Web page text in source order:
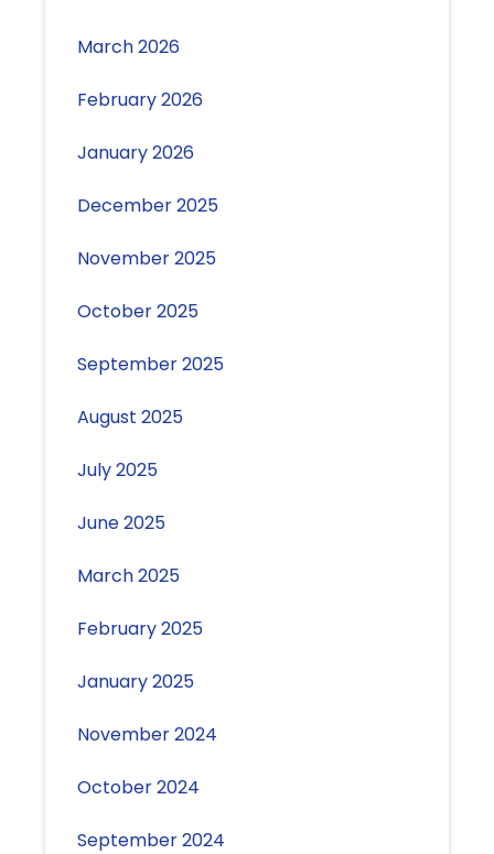
March 2026
February 2026
January 2026
December 2025
November 2025
October 2025
September 2025
August 2025
July 2025
June 2025
March 2025
February 2025
January 2025
November 2024
October 2024
September 2024